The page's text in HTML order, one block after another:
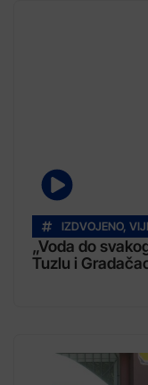
IZDVOJENO,
„Voda do
Tuzlu i